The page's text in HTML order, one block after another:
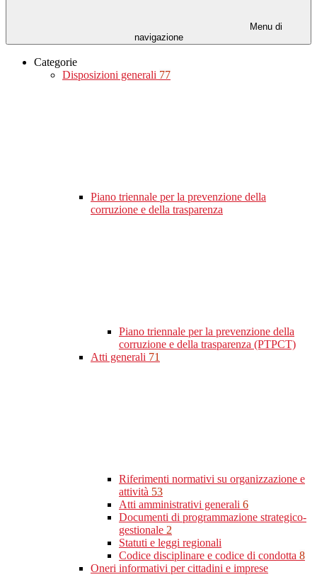
Menu di
navigazione
Categorie
Disposizioni generali 77
Piano triennale per la prevenzione della
corruzione e della trasparenza
Piano triennale per la prevenzione della
corruzione e della trasparenza (PTPCT)
Atti generali 71
Riferimenti normativi su organizzazione e
attività 53
Atti amministrativi generali 6
Documenti di programmazione strategico-
gestionale 2
Statuti e leggi regionali
Codice disciplinare e codice di condotta 8
Oneri informativi per cittadini e imprese